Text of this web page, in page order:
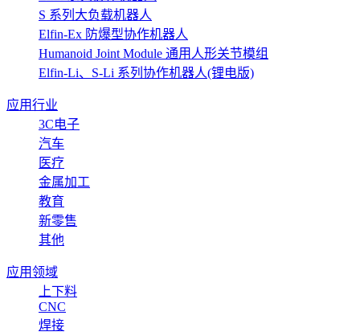
S 系列大负载机器人
Elfin-Ex 防爆型协作机器人
Humanoid Joint Module 通用人形关节模组
Elfin-Li、S-Li 系列协作机器人(锂电版)
应用行业
3C电子
汽车
医疗
金属加工
教育
新零售
其他
应用领域
上下料
CNC
焊接